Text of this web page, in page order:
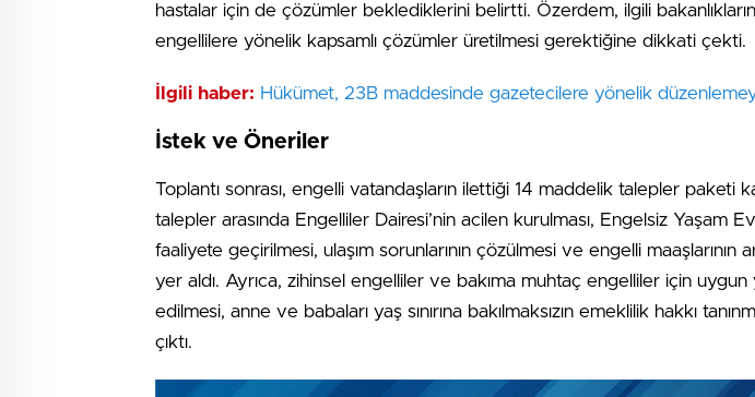
hastalar için de çözümler beklediklerini belirtti. Özerdem, ilgili
engellilere yönelik kapsamlı çözümler üretilmesi gerektiğine dikkati çekti.
İlgili haber: Hükümet, 23B maddesinde gazetecilere yönelik
İstek ve Öneriler
Toplantı sonrası, engelli vatandaşların ilettiği 14 maddelik talepler paketi
talepler arasında Engelliler Dairesi’nin acilen kurulması, Engelsiz Yaşam
faaliyete geçirilmesi, ulaşım sorunlarının çözülmesi ve engelli maaşlarının
yer aldı. Ayrıca, zihinsel engelliler ve bakıma muhtaç engelliler için
edilmesi, anne ve babaları yaş sınırına bakılmaksızın emeklilik hakkı
çıktı.